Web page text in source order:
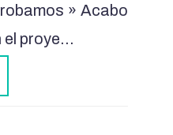
» Acabo
el proye…